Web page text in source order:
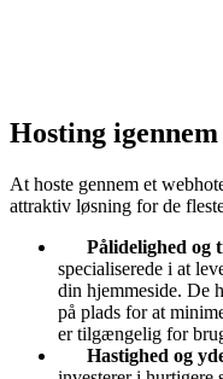
Hosting
At hoste gennem et
attraktiv løsning for de
Pålidelighed og
specialiserede i at
din hjemmeside. De
på plads for at
er tilgængelig for
Hastighed og